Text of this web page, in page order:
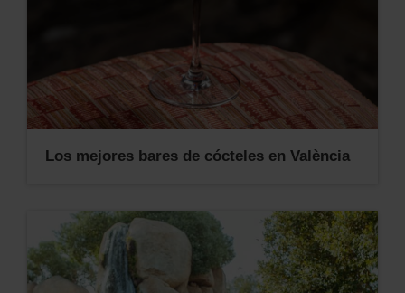
Los mejores bares de cócteles en València